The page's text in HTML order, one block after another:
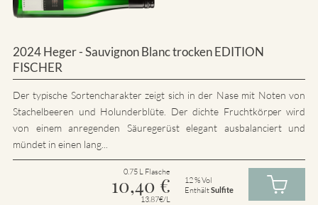
2024 Heger - Sauvignon Blanc trocken EDITION
FISCHER
Der typische Sortencharakter zeigt sich in der Nase mit Noten von
Stachelbeeren und Holunderblüte. Der dichte Fruchtkörper wird
von einem anregenden Säuregerüst elegant ausbalanciert und
mündet in einen lang...
0.75 L Flasche
10,40 €
13.87€/L
12 % Vol
EnthältSulfite